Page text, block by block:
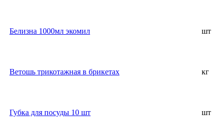
Белизна 1000мл экомил шт
Ветошь трикотажная в брикетах кг
Губка для посуды 10 шт шт